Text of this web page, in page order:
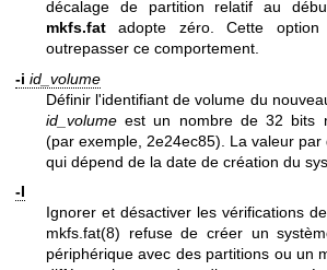
décalage de partition relatif au
mkfs.fat adopte zéro. Cette
outrepasser ce comportement.
-i id_volume
Définir l'identifiant de volume du
id_volume est un nombre de 32 bits
(par exemple, 2e24ec85). La valeur
qui dépend de la date de création du
-I
Ignorer et désactiver les vérifications
mkfs.fat(8) refuse de créer un
périphérique avec des partitions ou un